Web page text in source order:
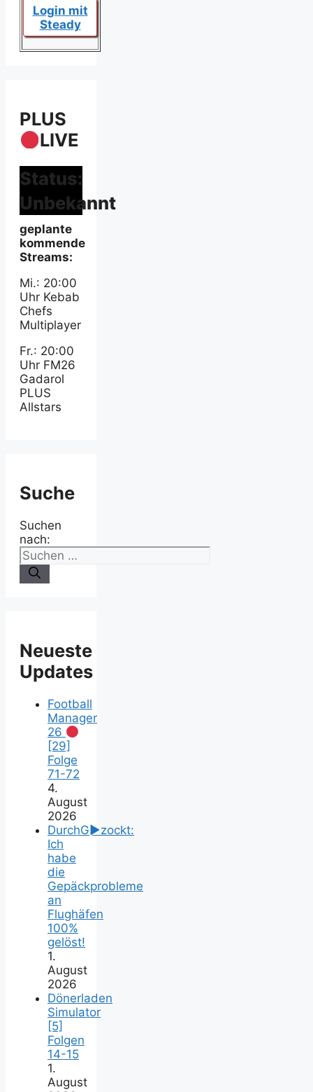
Login mit
Steady
PLUS
LIVE
Status:
Unbekannt
geplante
kommende
Streams:
Mi.: 20:00
Uhr Kebab
Chefs
Multiplayer
Fr.: 20:00
Uhr FM26
Gadarol
PLUS
Allstars
Suche
Suchen
nach:
Neueste
Updates
Football
Manager
26
[29]
Folge
71-72
4.
August
2026
DurchG►zockt:
Ich
habe
die
Gepäckprobleme
an
Flughäfen
100%
gelöst!
1.
August
2026
Dönerladen
Simulator
[5]
Folgen
14-15
1.
August